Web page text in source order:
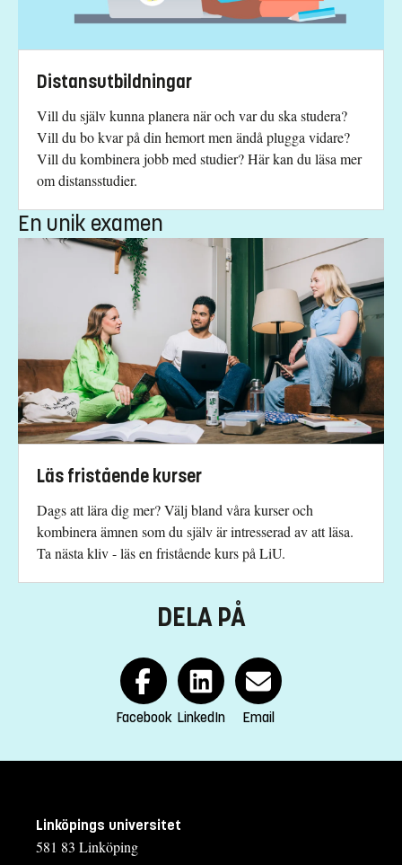
Distansutbildningar
Vill du själv kunna planera när och var du ska studera?
Vill du bo kvar på din hemort men ändå plugga vidare?
Vill du kombinera jobb med studier? Här kan du läsa mer
om distansstudier.
En unik examen
Läs fristående kurser
Dags att lära dig mer? Välj bland våra kurser och
kombinera ämnen som du själv är intresserad av att läsa.
Ta nästa kliv - läs en fristående kurs på LiU.
DELA PÅ
Facebook LinkedIn Email
Linköpings universitet
581 83 Linköping